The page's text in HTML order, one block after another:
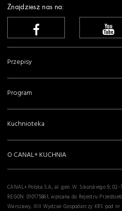
Gumbo z Essex
chrzanowym
Tomasz Jakubiak
Barszcz z pieczonych
Tomasz Jakubiak